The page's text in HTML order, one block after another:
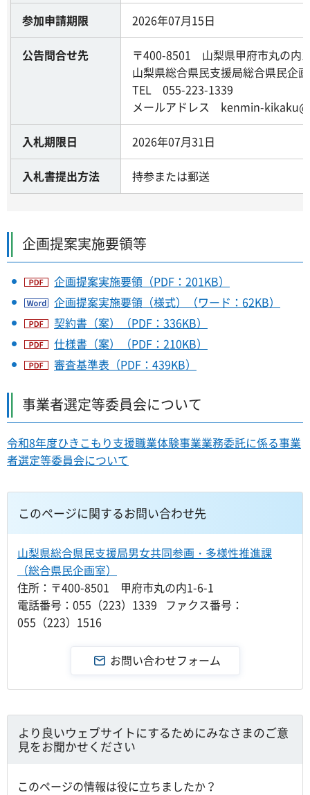
参加申請期限 2026年07月15日
公告問合せ先
〒400-8501 山梨県甲府市丸の内
山梨県総合県民支援局総合県民企
TEL 055-223-1339
メールアドレス kenmin-
入札期限日 2026年07月31日
入札書提出方法 持参または郵送
企画提案実施要領等
企画提案実施要領（PDF：201KB）
企画提案実施要領（様式）（ワード：62KB）
契約書（案）（PDF：336KB）
仕様書（案）（PDF：210KB）
審査基準表（PDF：439KB）
事業者選定等委員会について
令和8年度ひきこもり支援職業体験事業業務委託に係る事業
者選定等委員会について
このページに関するお問い合わせ先
山梨県総合県民支援局男女共同参画・多様性推進課
（総合県民企画室）
住所：〒400-8501 甲府市丸の内1-6-1
電話番号：055（223）1339 ファクス番号：
055（223）1516
より良いウェブサイトにするためにみなさまのご意
見をお聞かせください
このページの情報は役に立ちましたか？